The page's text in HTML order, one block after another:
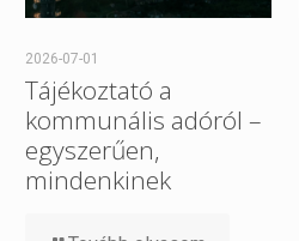
2026-07-01
Tájékoztató a
kommunális adóról –
egyszerűen,
mindenkinek